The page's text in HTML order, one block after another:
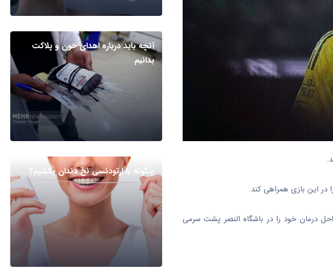
در این بازی همراهی کند.
درمان خود را در باشگاه النصر پشت سرمی
آنچه باید درباره اهدای خون و پلاکت
بدانیم
چگونه با ارتودنسی نخ دندان بکشیم؟